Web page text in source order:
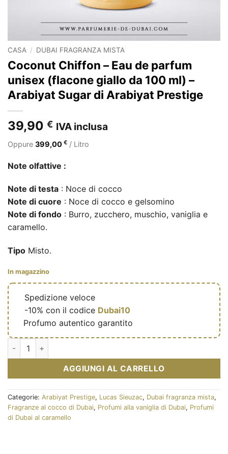
CASA / DUBAI FRAGRANZA MISTA
Coconut Chiffon – Eau de parfum
unisex (flacone giallo da 100 ml) –
Arabiyat Sugar di Arabiyat Prestige
39,90 € IVA inclusa
Oppure 399,00 € / Litro
Note olfattive :
Note di testa : Noce di cocco
Note di cuore : Noce di cocco e gelsomino
Note di fondo : Burro, zucchero, muschio, vaniglia e
caramello.
Tipo Misto.
In magazzino
Spedizione veloce
-10% con il codice Dubai10
Profumo autentico garantito
Coconut Chiffon – Eau de parfum mixte (flacon jaune 100
AGGIUNGI AL CARRELLO
Categorie: Arabiyat Prestige, Lucas Sieuzac, Dubai fragranza mista,
Fragranze al cocco di Dubai, Profumi alla vaniglia di Dubai, Profumi
di Dubai al caramello